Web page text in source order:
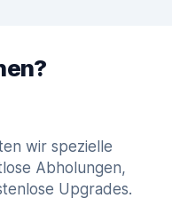
wir spezielle
Abholungen,
Upgrades.